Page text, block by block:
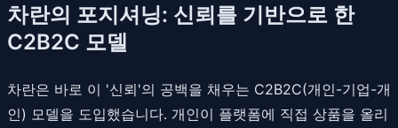
차란의 포지셔닝: 신뢰를 기반으로 한
C2B2C 모델
차란은 바로 이 '신뢰'의 공백을 채우는 C2B2C(개인-기업-개
인) 모델을 도입했습니다. 개인이 플랫폼에 직접 상품을 올리